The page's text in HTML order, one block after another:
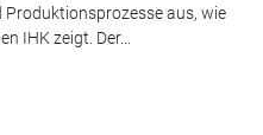
aus, wie
IHK zeigt. Der...